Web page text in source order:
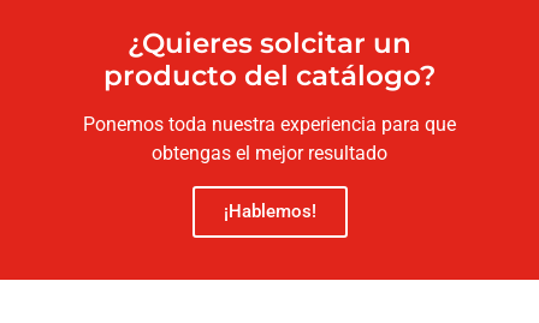
¿Quieres solcitar un
producto del catálogo?
Ponemos toda nuestra experiencia para que
obtengas el mejor resultado
¡Hablemos!